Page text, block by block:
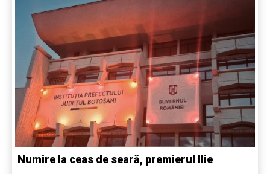
Numire la ceas de seară, premierul Ilie